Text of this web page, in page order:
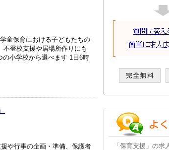
童保育における子どもたちの
登校支援や居場所作りにも
小学校から選べます 1日6時
や行事の企画・準備、保護者
「保育支援」の求